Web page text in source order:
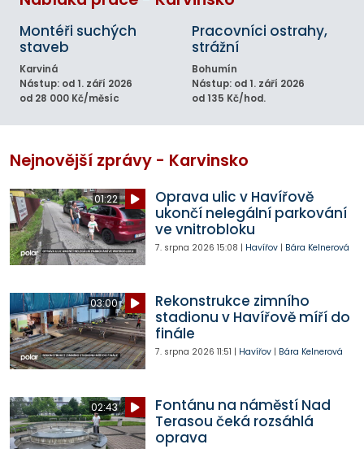
Montéři suchých
staveb
Karviná
Nástup: od 1. září 2026
od 28 000 Kč/měsíc
Pracovníci ostrahy,
strážní
Bohumín
Nástup: od 1. září 2026
od 135 Kč/hod.
Nejnovější zprávy - Karvinsko
01:22
Oprava ulic v Havířově
ukončí nelegální parkování
ve vnitrobloku
7. srpna 2026 15:08 | Havířov| Bára Kelnerová
03:00
Rekonstrukce zimního
stadionu v Havířově míří do
finále
7. srpna 2026 11:51 | Havířov| Bára Kelnerová
02:43
Fontánu na náměstí Nad
Terasou čeká rozsáhlá
oprava